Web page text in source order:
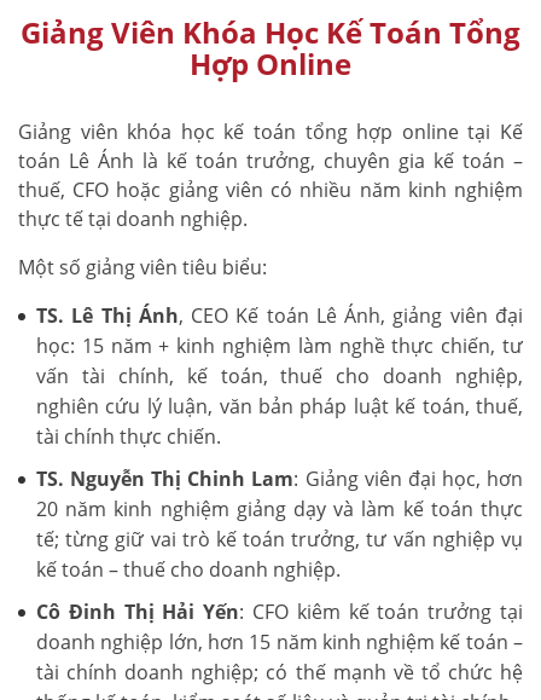
Giảng Viên Khóa Học Kế Toán Tổng
Hợp Online
Giảng viên khóa học kế toán tổng hợp online tại Kế
toán Lê Ánh là kế toán trưởng, chuyên gia kế toán –
thuế, CFO hoặc giảng viên có nhiều năm kinh nghiệm
thực tế tại doanh nghiệp.
Một số giảng viên tiêu biểu:
TS. Lê Thị Ánh, CEO Kế toán Lê Ánh, giảng viên đại
học: 15 năm + kinh nghiệm làm nghề thực chiến, tư
vấn tài chính, kế toán, thuế cho doanh nghiệp,
nghiên cứu lý luận, văn bản pháp luật kế toán, thuế,
tài chính thực chiến.
TS. Nguyễn Thị Chinh Lam: Giảng viên đại học, hơn
20 năm kinh nghiệm giảng dạy và làm kế toán thực
tế; từng giữ vai trò kế toán trưởng, tư vấn nghiệp vụ
kế toán – thuế cho doanh nghiệp.
Cô Đinh Thị Hải Yến: CFO kiêm kế toán trưởng tại
doanh nghiệp lớn, hơn 15 năm kinh nghiệm kế toán –
tài chính doanh nghiệp; có thế mạnh về tổ chức hệ